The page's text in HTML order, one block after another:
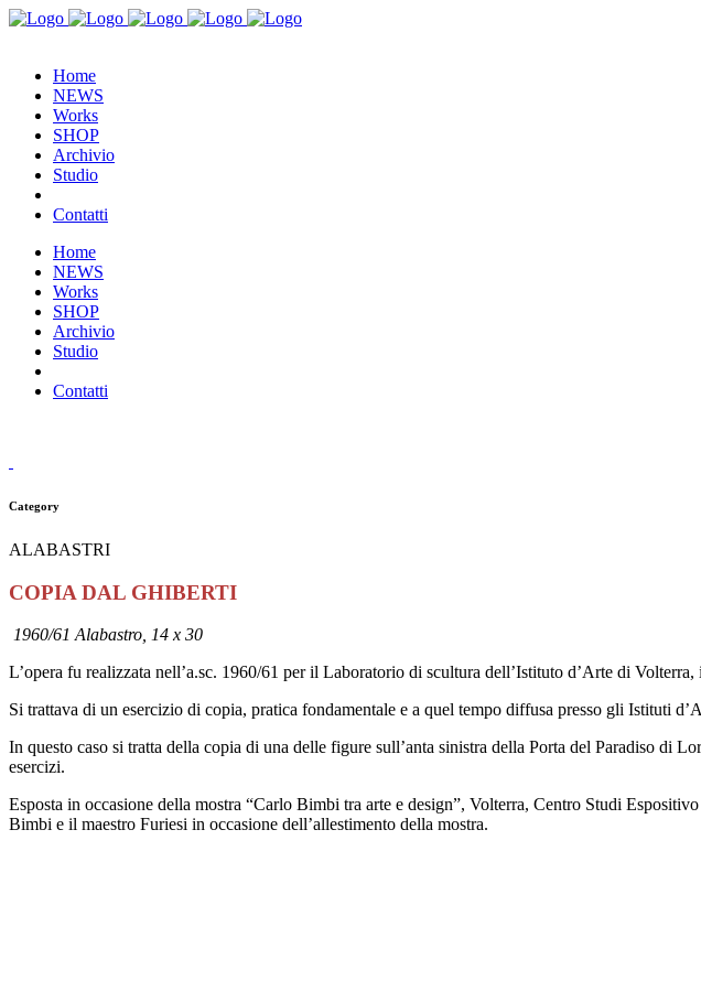
Home
NEWS
Works
SHOP
Archivio
Studio
Contatti
Home
NEWS
Works
SHOP
Archivio
Studio
Contatti
Category
ALABASTRI
COPIA DAL GHIBERTI
1960/61 Alabastro, 14 x 30
L’opera fu realizzata nell’a.sc. 1960/61 per il Laboratorio di scultura dell’Istituto d’Arte di
Si trattava di un esercizio di copia, pratica fondamentale e a quel tempo diffusa presso gli Istituti
In questo caso si tratta della copia di una delle figure sull’anta sinistra della Porta del Paradiso di
esercizi.
Esposta in occasione della mostra “Carlo Bimbi tra arte e design”, Volterra, Centro Studi
Bimbi e il maestro Furiesi in occasione dell’allestimento della mostra.